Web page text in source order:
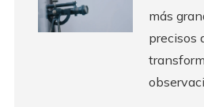
más
precisos